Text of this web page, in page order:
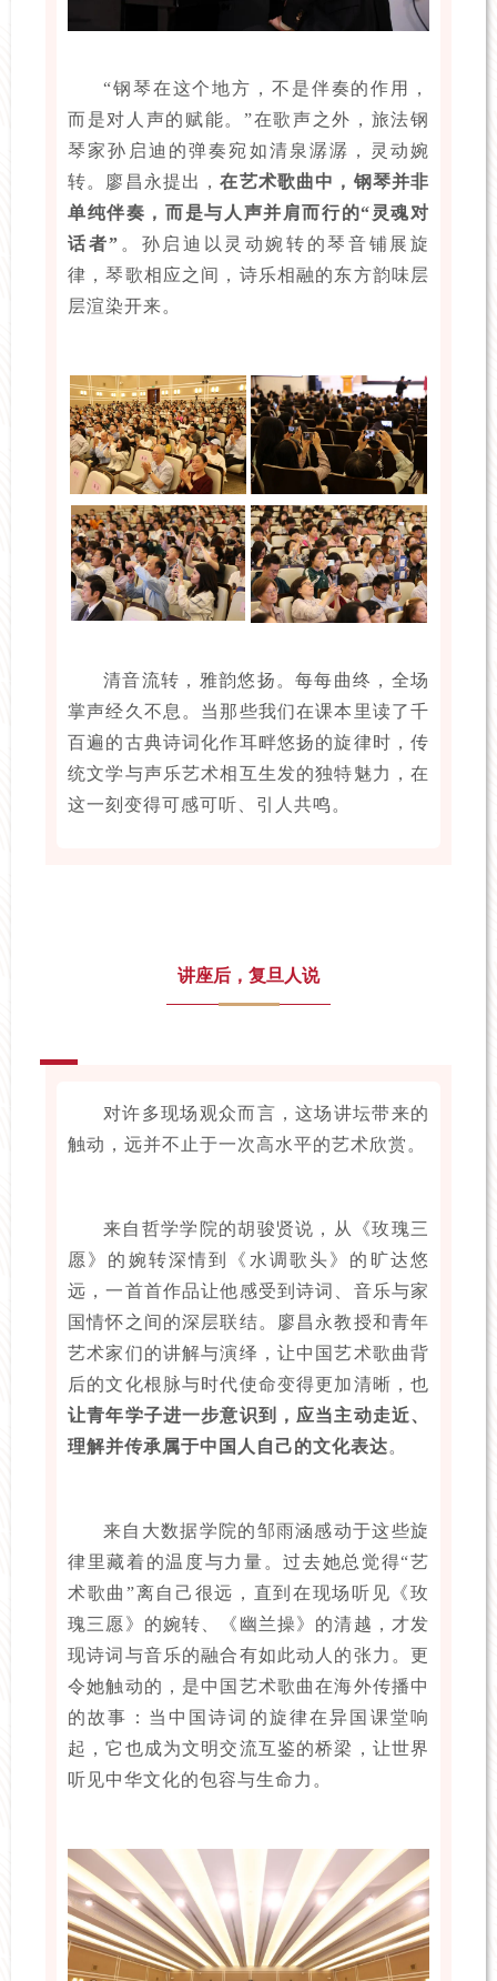
“钢琴在这个地方，不是伴奏的作用，
而是对人声的赋能。”在歌声之外，旅法钢
琴家孙启迪的弹奏宛如清泉潺潺，灵动婉
转。廖昌永提出，在艺术歌曲中，钢琴并非
单纯伴奏，而是与人声并肩而行的“灵魂对
话者” 。孙启迪以灵动婉转的琴音铺展旋
律，琴歌相应之间，诗乐相融的东方韵味层
层渲染开来。
清音流转，雅韵悠扬。每每曲终，全场
掌声经久不息。当那些我们在课本里读了千
百遍的古典诗词化作耳畔悠扬的旋律时，传
统文学与声乐艺术相互生发的独特魅力，在
这一刻变得可感可听、引人共鸣。
讲座后，复旦人说
对许多现场观众而言，这场讲坛带来的
触动，远并不止于一次高水平的艺术欣赏。
来自哲学学院的胡骏贤说，从《玫瑰三
愿》的婉转深情到《水调歌头》的旷达悠
远，一首首作品让他感受到诗词、音乐与家
国情怀之间的深层联结。廖昌永教授和青年
艺术家们的讲解与演绎，让中国艺术歌曲背
后的文化根脉与时代使命变得更加清晰，也
让青年学子进一步意识到，应当主动走近、
理解并传承属于中国人自己的文化表达。
来自大数据学院的邹雨涵感动于这些旋
律里藏着的温度与力量。过去她总觉得“艺
术歌曲”离自己很远，直到在现场听见《玫
瑰三愿》的婉转、《幽兰操》的清越，才发
现诗词与音乐的融合有如此动人的张力。更
令她触动的，是中国艺术歌曲在海外传播中
的故事： 当中国诗词的旋律在异国课堂响
起，它也成为文明交流互鉴的桥梁，让世界
听见中华文化的包容与生命力 。